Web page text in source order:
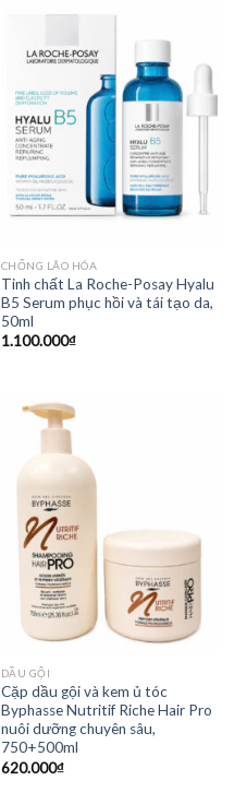
CHỐNG LÃO HÓA
Tinh chất La Roche-Posay Hyalu
B5 Serum phục hồi và tái tạo da,
50ml
1.100.000₫
DẦU GỘI
Cặp dầu gội và kem ủ tóc
Byphasse Nutritif Riche Hair Pro
nuôi dưỡng chuyên sâu,
750+500ml
620.000₫